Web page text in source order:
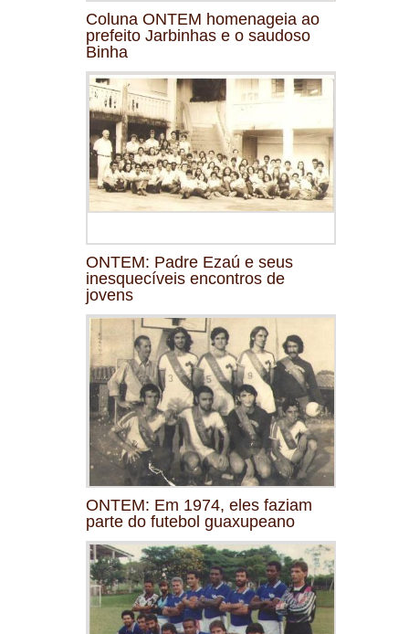
Coluna ONTEM homenageia ao
prefeito Jarbinhas e o saudoso
Binha
ONTEM: Padre Ezaú e seus
inesquecíveis encontros de
jovens
ONTEM: Em 1974, eles faziam
parte do futebol guaxupeano